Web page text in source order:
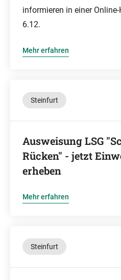
informieren in einer
6.12.
Mehr erfahren
Steinfurt
Ausweisung LSG
Rücken" - jetzt
erheben
Mehr erfahren
Steinfurt